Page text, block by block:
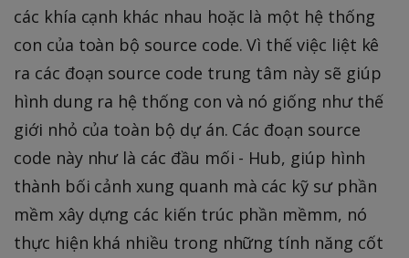
các khía cạnh khác nhau hoặc là một hệ thống
con của toàn bộ source code. Vì thế việc liệt kê
ra các đoạn source code trung tâm này sẽ giúp
hình dung ra hệ thống con và nó giống như thế
giới nhỏ của toàn bộ dự án. Các đoạn source
code này như là các đầu mối - Hub, giúp hình
thành bối cảnh xung quanh mà các kỹ sư phần
mềm xây dựng các kiến trúc phần mềmm, nó
thực hiện khá nhiều trong những tính năng cốt